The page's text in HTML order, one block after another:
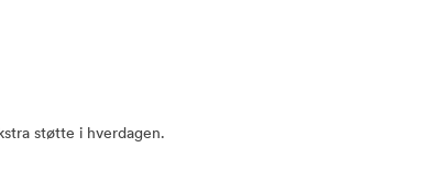
støtte i hverdagen.